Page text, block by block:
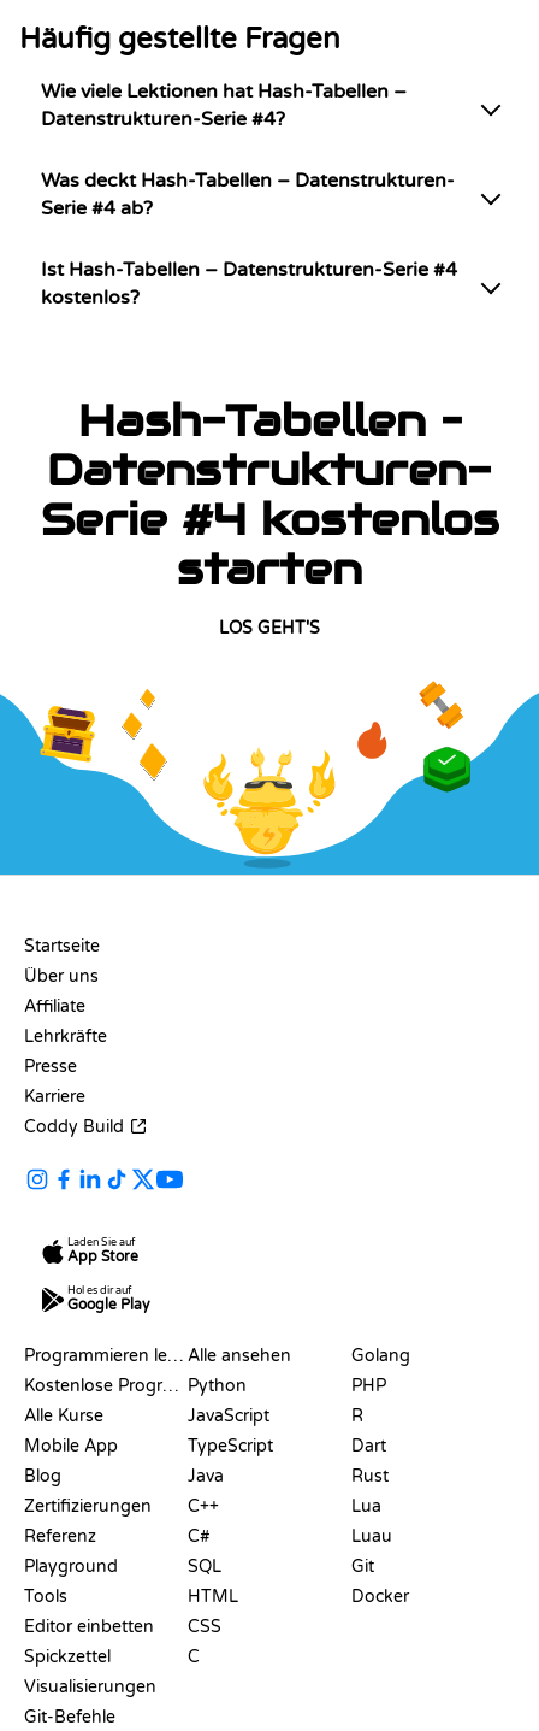
Häufig gestellte Fragen
Wie viele Lektionen hat Hash-Tabellen –
Datenstrukturen-Serie #4?
Was deckt Hash-Tabellen – Datenstrukturen-
Serie #4 ab?
Ist Hash-Tabellen – Datenstrukturen-Serie #4
kostenlos?
Hash-Tabellen –
Datenstrukturen-
Serie #4 kostenlos
starten
LOS GEHT'S
Startseite
Über uns
Affiliate
Lehrkräfte
Presse
Karriere
Coddy Build
Laden Sie auf
App Store
Hol es dir auf
Google Play
Programmieren lernen
Kostenlose Programmier-Websites
Alle Kurse
Mobile App
Blog
Zertifizierungen
Referenz
Playground
Tools
Editor einbetten
Spickzettel
Visualisierungen
Git-Befehle
Alle ansehen
Python
JavaScript
TypeScript
Java
C++
C#
SQL
HTML
CSS
C
Golang
PHP
R
Dart
Rust
Lua
Luau
Git
Docker